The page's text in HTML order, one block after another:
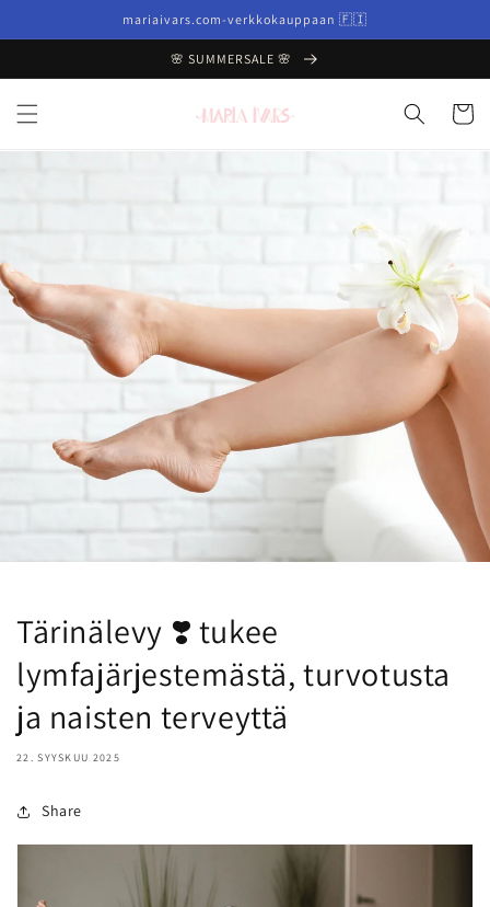
sisältöön
mariaivars.com-verkkokauppaan 🇫🇮
🌸 SUMMERSALE 🌸
Tärinälevy ❣️ tukee
lymfajärjestemästä, turvotusta
ja naisten terveyttä
22. SYYSKUU 2025
Share